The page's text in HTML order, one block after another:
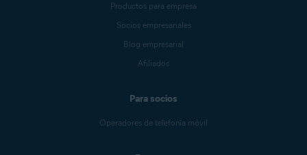
Productos para empresa
Socios empresariales
Blog empresarial
Afiliados
Para socios
Operadores de telefonía móvil